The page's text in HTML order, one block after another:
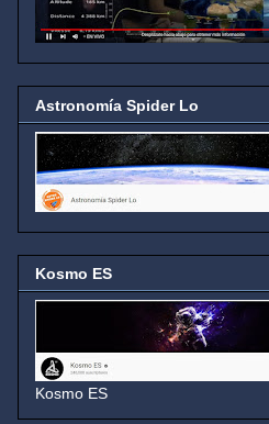
Astronomía Spider Lo
Kosmo ES
Kosmo ES